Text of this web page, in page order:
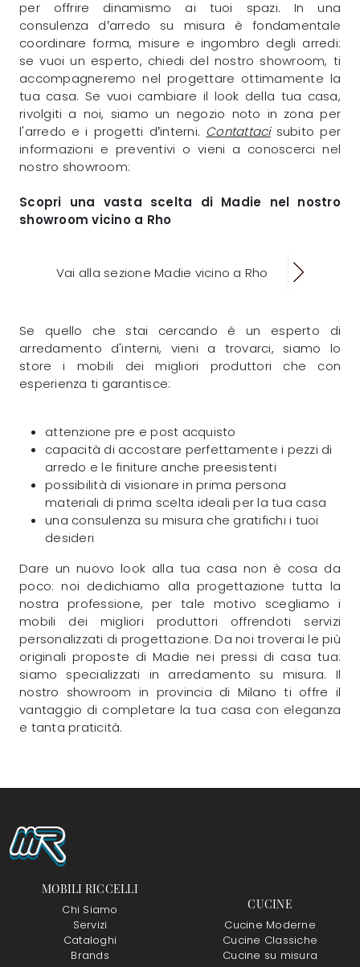
per offrire dinamismo ai tuoi spazi. In una
consulenza d’arredo su misura è fondamentale
coordinare forma, misure e ingombro degli arredi:
se vuoi un esperto, chiedi del nostro showroom, ti
accompagneremo nel progettare ottimamente la
tua casa. Se vuoi cambiare il look della tua casa,
rivolgiti a noi, siamo un negozio noto in zona per
l'arredo e i progetti d’interni. Contattacisubito per
informazioni e preventivi o vieni a conoscerci nel
nostro showroom:
Scopri una vasta scelta di Madie nel nostro
showroom vicino a Rho
Vai alla sezione Madie vicino a Rho
Se quello che stai cercando è un esperto di
arredamento d'interni, vieni a trovarci, siamo lo
store i mobili dei migliori produttori che con
esperienza ti garantisce:
attenzione pre e post acquisto
capacità di accostare perfettamente i pezzi di
arredo e le finiture anche preesistenti
possibilità di visionare in prima persona
materiali di prima scelta ideali per la tua casa
una consulenza su misura che gratifichi i tuoi
desideri
Dare un nuovo look alla tua casa non è cosa da
poco: noi dedichiamo alla progettazione tutta la
nostra professione, per tale motivo scegliamo i
mobili dei migliori produttori offrendoti servizi
personalizzati di progettazione. Da noi troverai le più
originali proposte di Madie nei pressi di casa tua:
siamo specializzati in arredamento su misura. Il
nostro showroom in provincia di Milano ti offre il
vantaggio di completare la tua casa con eleganza
e tanta praticità.
MOBILI RICCELLI
Chi Siamo
Servizi
Cataloghi
Brands
CUCINE
Cucine Moderne
Cucine Classiche
Cucine su misura